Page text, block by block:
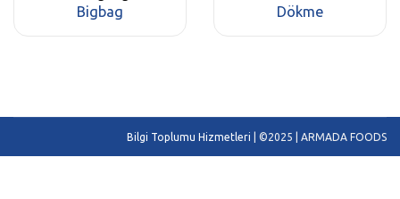
Bigbag Dökme
Bilgi Toplumu Hizmetleri | ©2025 | ARMADA FOODS